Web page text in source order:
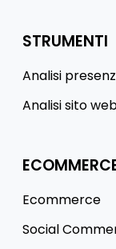
STRUMENTI
Analisi
Analisi sito
Ecommerce
Social